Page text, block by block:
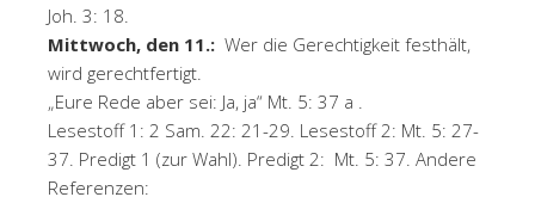
Joh. 3: 18.
Mittwoch, den 11.: Wer die Gerechtigkeit festhält,
wird gerechtfertigt.
„Eure Rede aber sei: Ja, ja“ Mt. 5: 37 a .
Lesestoff 1: 2 Sam. 22: 21-29. Lesestoff 2: Mt. 5: 27-
37. Predigt 1 (zur Wahl). Predigt 2: Mt. 5: 37. Andere
Referenzen: